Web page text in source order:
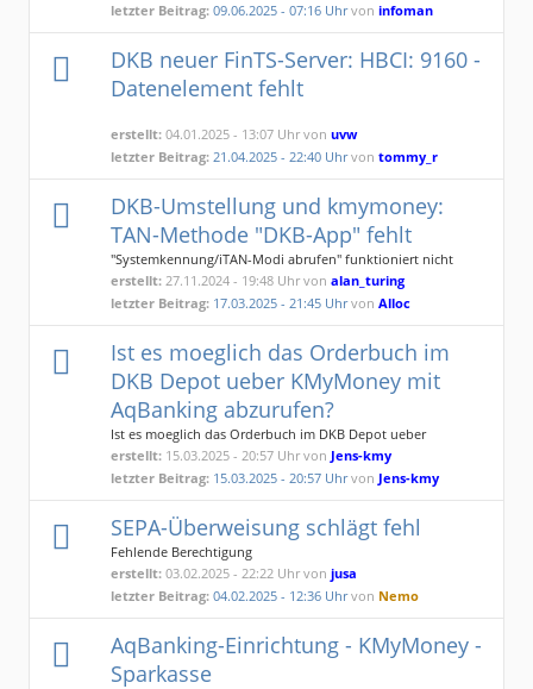
letzter Beitrag: 09.06.2025 - 07:16 Uhrvoninfoman
DKB neuer FinTS-Server: HBCI: 9160 -
Datenelement fehlt
erstellt: 04.01.2025 - 13:07 Uhr vonuvw
letzter Beitrag: 21.04.2025 - 22:40 Uhrvontommy_r
DKB-Umstellung und kmymoney:
TAN-Methode "DKB-App" fehlt
"Systemkennung/iTAN-Modi abrufen" funktioniert nicht
erstellt: 27.11.2024 - 19:48 Uhr vonalan_turing
letzter Beitrag: 17.03.2025 - 21:45 UhrvonAlloc
Ist es moeglich das Orderbuch im
DKB Depot ueber KMyMoney mit
AqBanking abzurufen?
Ist es moeglich das Orderbuch im DKB Depot ueber
KMyMoney mit AqBanking abzurufen?
erstellt: 15.03.2025 - 20:57 Uhr von Jens-kmy
letzter Beitrag: 15.03.2025 - 20:57 Uhrvon Jens-kmy
SEPA-Überweisung schlägt fehl
Fehlende Berechtigung
BULK_SEPA_CREDIT_TRANSFER_CREATE
erstellt: 03.02.2025 - 22:22 Uhr vonjusa
letzter Beitrag: 04.02.2025 - 12:36 Uhrvon Nemo
AqBanking-Einrichtung - KMyMoney -
Sparkasse